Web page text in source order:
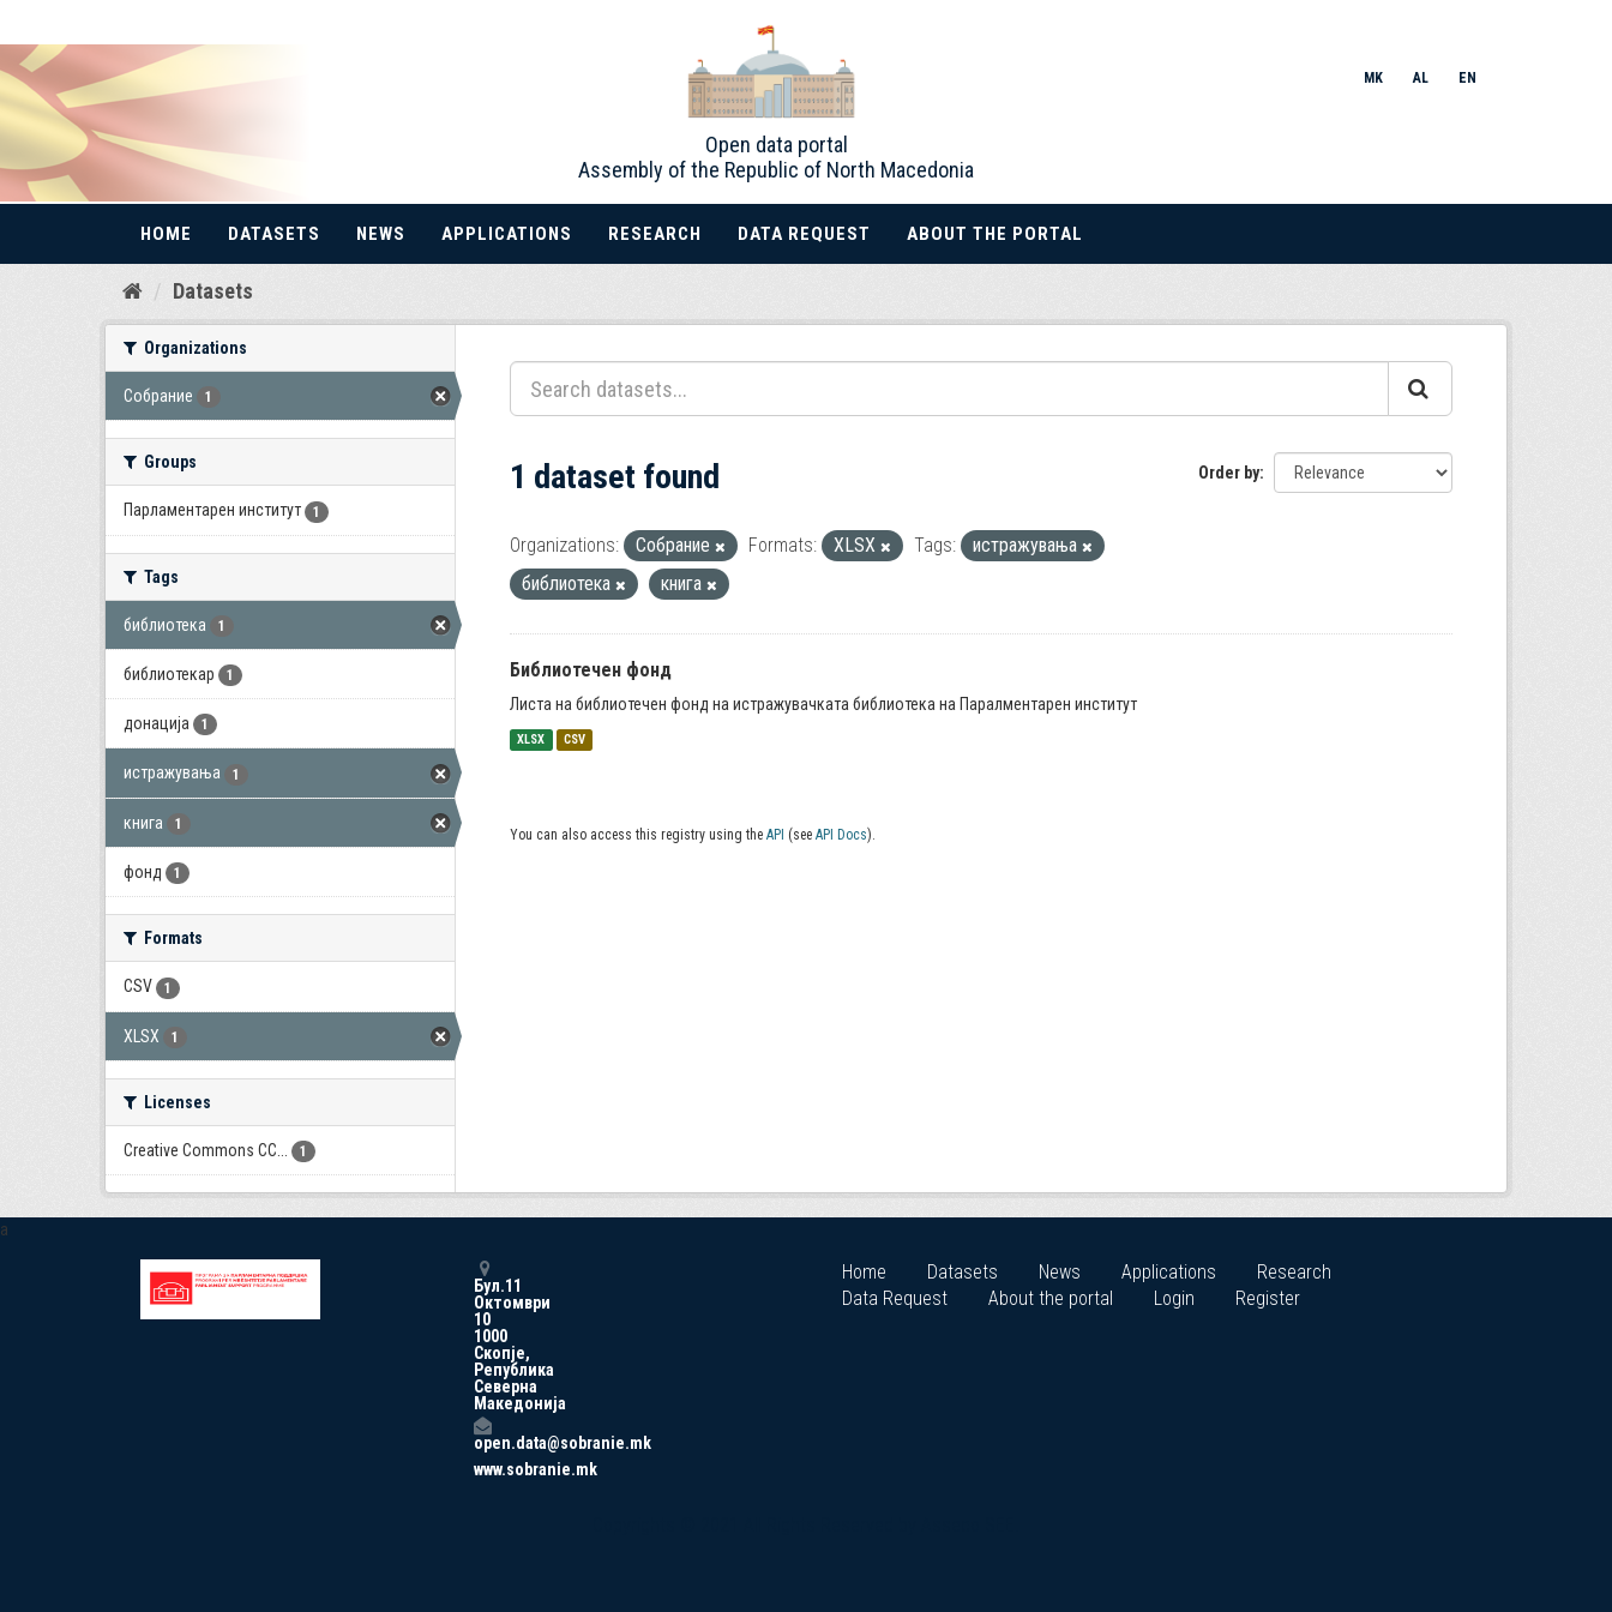
Skip
Open data portal
Assembly of the Republic of North Macedonia
MK AL EN
HOME DATASETS NEWS APPLICATIONS RESEARCH DATA REQUEST ABOUT THE PORTAL
Datasets
Organizations
Собрание 1
Groups
Парламентарен институт 1
Tags
библиотека 1
библиотекар 1
донација 1
истражувања 1
книга 1
фонд 1
Formats
CSV 1
XLSX 1
Licenses
Creative Commons CC... 1
Order by
1 dataset found
Organizations: Собрание Formats: XLSX Tags:
истражувања
библиотека
книга
Библиотечен фонд
Листа на библиотечен фонд на истражувачката библиотека на Паралментарен институт
XLSX CSV
You can also access this registry using the API (see API Docs).
a
Бул.11
Октомври
10
1000
Скопје,
Република
Северна
Македонија
open.data@sobranie.mk
www.sobranie.mk
Home Datasets News Applications
Research
Data Request
About the portal Login Register